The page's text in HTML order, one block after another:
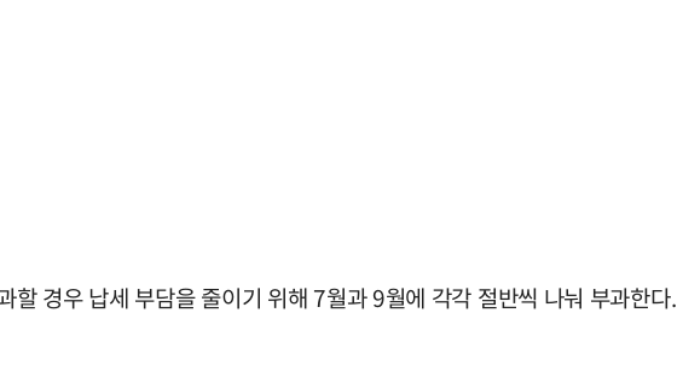
할 경우 납세 부담을 줄이기 위해 7월과 9월에 각각 절반씩 나눠 부과한